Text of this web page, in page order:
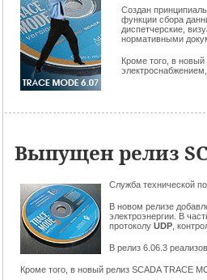
Создан
функции сбора
диспетчерские,
нормативными
Кроме того, в
Выпущен релиз
Служба технической
В новом релизе
электроэнергии. В
протоколу UDP ,
В релиз 6.06.3
Кроме того, в новый релиз SCADA TRACE